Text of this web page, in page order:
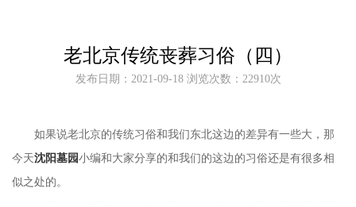
老北京传统丧葬习俗（四）
发布日期：2021-09-18 浏览次数：22910次
如果说老北京的传统习俗和我们东北这边的差异有一些大，那
今天沈阳墓园小编和大家分享的和我们的这边的习俗还是有很多相
似之处的。